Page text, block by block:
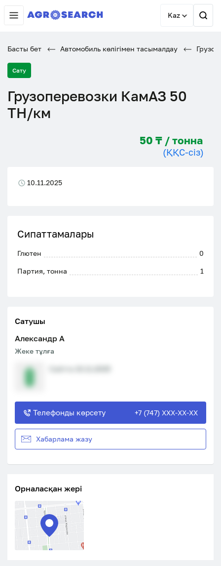
Kaz
Басты бет Автомобиль көлігімен тасымалдау
Сату
Грузоперевозки КамАЗ 50
ТН/км
50 ₸ / тонна
(ҚҚС-сіз)
10.11.2025
Сипаттамалары
Глютен 0
Партия, тонна 1
Сатушы
Александр A
Жеке тұлға
Телефонды көрсету +7 (747) XXX-XX-XX
Хабарлама жазу
Орналасқан жері